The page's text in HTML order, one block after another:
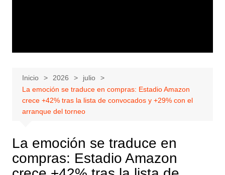
Inicio 2026
julio
La emoción se traduce en compras: Estadio Amazon
crece +42% tras la lista de convocados y +29% con el
arranque del torneo
La emoción se traduce en
compras: Estadio Amazon